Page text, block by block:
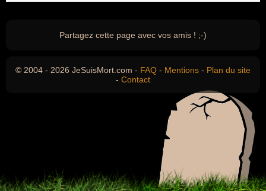
Partagez cette page avec vos amis ! ;-)
© 2004 - 2026 JeSuisMort.com - FAQ - Mentions - Plan du site
- Contact